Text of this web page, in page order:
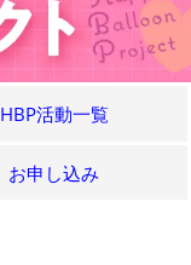
HBP活動一覧
お申し込み